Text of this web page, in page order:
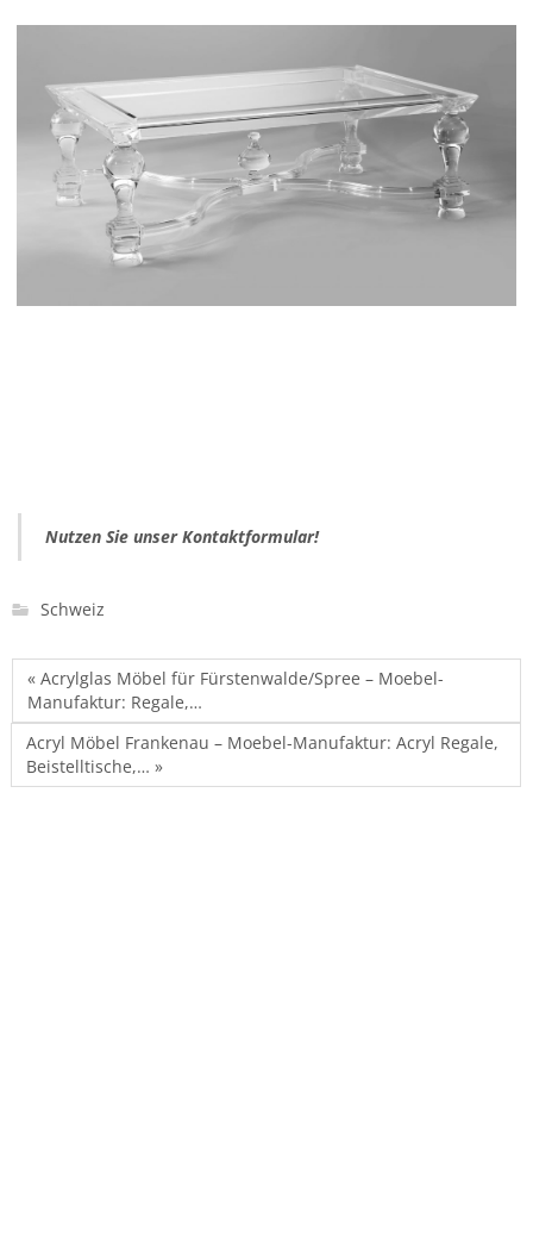
Nutzen Sie unser Kontaktformular!
Schweiz
« Acrylglas Möbel für Fürstenwalde/Spree – Moebel-
Manufaktur: Regale,…
Acryl Möbel Frankenau – Moebel-Manufaktur: Acryl Regale,
Beistelltische,… »